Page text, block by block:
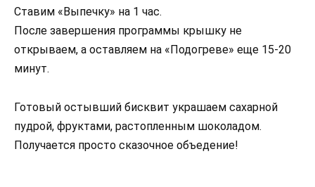
Ставим «Выпечку» на 1 час.
После завершения программы крышку не
открываем, а оставляем на «Подогреве» еще 15-20
минут.
Готовый остывший бисквит украшаем сахарной
пудрой, фруктами, растопленным шоколадом.
Получается просто сказочное объедение!